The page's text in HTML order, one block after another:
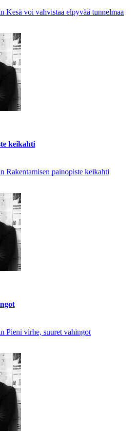
Kesä voi vahvistaa elpyvää tunnelmaa
keikahti
Rakentamisen painopiste keikahti
Pieni virhe, suuret vahingot